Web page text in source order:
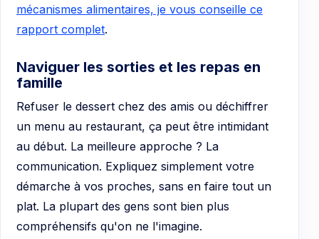
mécanismes alimentaires, je vous conseille ce
rapport complet.
Naviguer les sorties et les repas en
famille
Refuser le dessert chez des amis ou déchiffrer
un menu au restaurant, ça peut être intimidant
au début. La meilleure approche ? La
communication. Expliquez simplement votre
démarche à vos proches, sans en faire tout un
plat. La plupart des gens sont bien plus
compréhensifs qu'on ne l'imagine.